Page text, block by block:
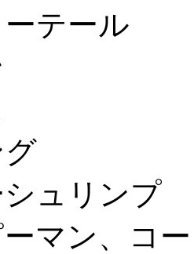
テール
ュリンプ
マン、コ